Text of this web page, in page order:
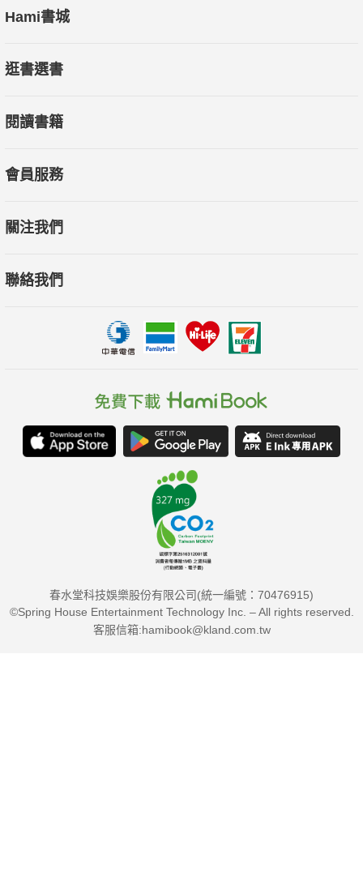
Hami書城
逛書選書
閱讀書籍
會員服務
關注我們
聯絡我們
春水堂科技娛樂股份有限公司(統一編號：70476915)
©Spring House Entertainment Technology Inc. – All rights reserved.
客服信箱:hamibook@kland.com.tw